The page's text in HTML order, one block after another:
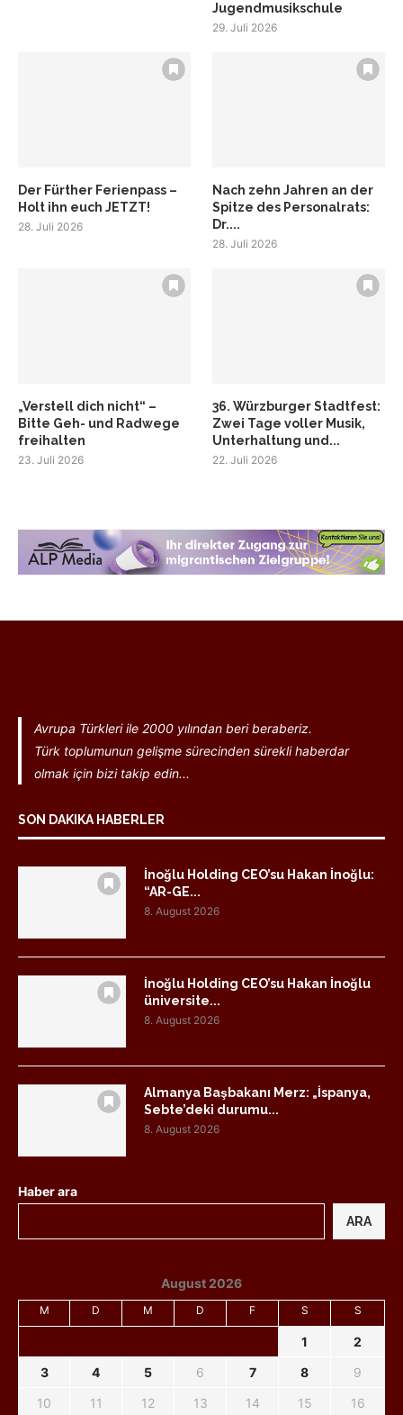
Jugendmusikschule
29. Juli 2026
Der Fürther Ferienpass –
Holt ihn euch JETZT!
28. Juli 2026
Nach zehn Jahren an der
Spitze des Personalrats:
Dr....
28. Juli 2026
„Verstell dich nicht“ –
Bitte Geh- und Radwege
freihalten
23. Juli 2026
36. Würzburger Stadtfest:
Zwei Tage voller Musik,
Unterhaltung und...
22. Juli 2026
Avrupa Türkleri ile 2000 yılından beri beraberiz.
Türk toplumunun gelişme sürecinden sürekli haberdar
olmak için bizi takip edin...
SON DAKIKA HABERLER
İnoğlu Holding CEO’su Hakan İnoğlu:
“AR-GE...
8. August 2026
İnoğlu Holding CEO’su Hakan İnoğlu
üniversite...
8. August 2026
Almanya Başbakanı Merz: „İspanya,
Sebte’deki durumu...
8. August 2026
Haber ara
ARA
August 2026
M D M D F S S
1
2
3
4 5 6 7 8
9
10
11 12 13 14 15 16